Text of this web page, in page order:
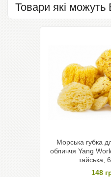
Товари які можуть
Морська губка
обличчя Yang
тайська,
148